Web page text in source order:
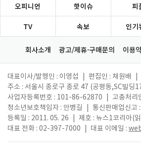
오피니언 핫이슈 피
TV 속보 인기
회사소개 광고/제휴·구매문의 이용
대표이사/발행인 : 이영섭 편집인 : 채원배
주소 : 서울시 종로구 종로 47 (공평동,SC빌딩
사업자등록번호 : 101-86-62870
고충처리
청소년보호책임자 : 안병길
통신판매업신고
등록일 : 2011. 05. 26
제호 : 뉴스1코리아(
대표 전화 : 02-397-7000
대표 이메일 :